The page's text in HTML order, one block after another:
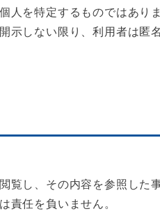
人を特定するものではあり
示しない限り、利用者は匿
覧し、その内容を参照した
責任を負いません。